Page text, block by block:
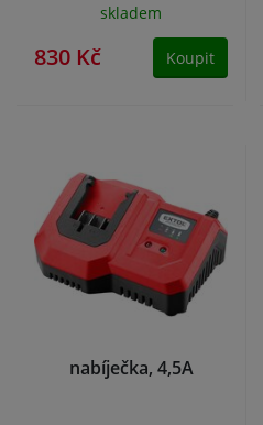
skladem
830 Kč Koupit
nabíječka, 4,5A